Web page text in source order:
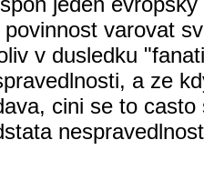
povinnost varovat
v dusledku
a ze
cini se to